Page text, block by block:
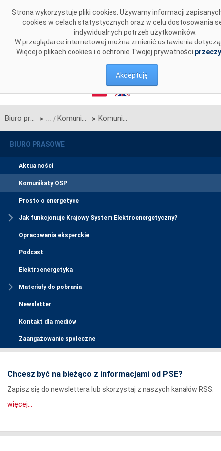
Strona wykorzystuje pliki cookies. Używamy informacji
cookies w celach statystycznych oraz w celu dostosowania
indywidualnych potrzeb użytkowników.
W przeglądarce internetowej można zmienić ustawienia
Więcej o plikach cookies i o ochronie Twojej prywatności
Akceptuję
Biuro prasowe > Komunikaty OSP > Komunikat OSP w sprawie rozpoczęcia procesu jednostronnego przetargu miesięcznego na październik 2024 r. na zdolności przesyłowe linii Zamość-Dobrotwór będącej połączeniem międzysystemowym PSE S.A. i NEK UKRENERGO
BIURO PRASOWE
Aktualności
Komunikaty OSP
Prosto o energetyce
Jak funkcjonuje Krajowy System Elektroenergetyczny?
Opracowania eksperckie
Podcast
Elektroenergetyka
Materiały do pobrania
Newsletter
Kontakt dla mediów
Zaangażowanie społeczne
Chcesz być na bieżąco z informacjami od PSE?
Zapisz się do newslettera lub skorzystaj z naszych kanałów RSS.
więcej...